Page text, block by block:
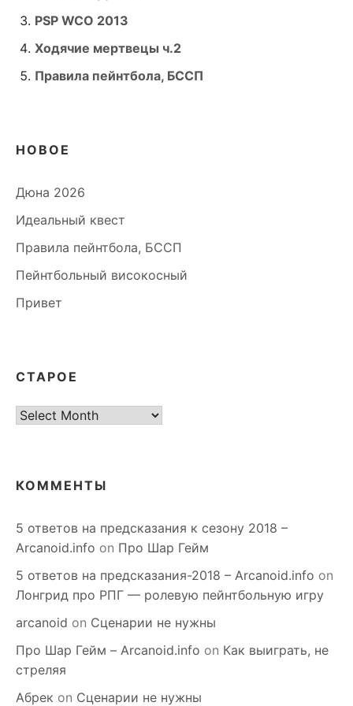
PSP WCO 2013
Ходячие мертвецы ч.2
Правила пейнтбола, БССП
НОВОЕ
Дюна 2026
Идеальный квест
Правила пейнтбола, БССП
Пейнтбольный високосный
Привет
СТАРОЕ
старое
КОММЕНТЫ
5 ответов на предсказания к сезону 2018 –
Arcanoid.info on Про Шар Гейм
5 ответов на предсказания-2018 – Arcanoid.info on
Лонгрид про РПГ — ролевую пейнтбольную игру
arcanoid on Сценарии не нужны
Про Шар Гейм – Arcanoid.info on Как выиграть, не
стреляя
Абрек on Сценарии не нужны